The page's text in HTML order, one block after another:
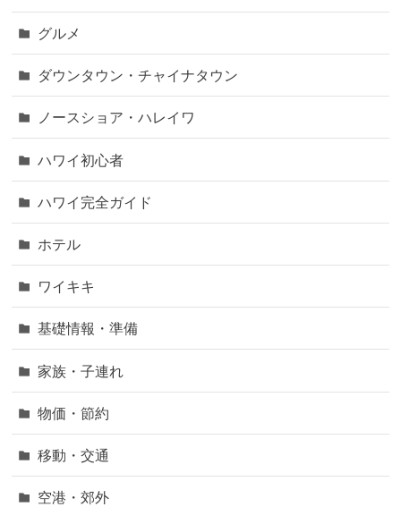
グルメ
ダウンタウン・チャイナタウン
ノースショア・ハレイワ
ハワイ初心者
ハワイ完全ガイド
ホテル
ワイキキ
基礎情報・準備
家族・子連れ
物価・節約
移動・交通
空港・郊外